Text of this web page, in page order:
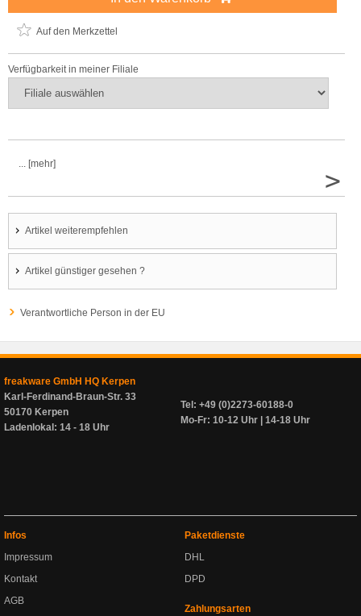
Auf den Merkzettel
Verfügbarkeit in meiner Filiale
... [mehr]
>
Artikel weiterempfehlen
Artikel günstiger gesehen ?
Verantwortliche Person in der EU
freakware GmbH HQ Kerpen
Karl-Ferdinand-Braun-Str. 33
50170 Kerpen
Ladenlokal: 14 - 18 Uhr
Tel: +49 (0)2273-60188-0
Mo-Fr: 10-12 Uhr | 14-18 Uhr
Infos
Impressum
Kontakt
AGB
Paketdienste
DHL
DPD
Zahlungsarten